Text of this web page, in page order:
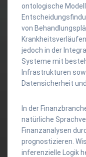
ontologische
von
jedoch in der
Systeme mit
Infrastrukturen
Datensicherheit
In der
natürliche
Finanzanalysen
prognostizieren.
inferenzielle Logik